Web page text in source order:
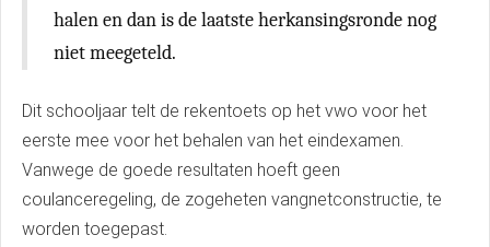
halen en dan is de laatste herkansingsronde nog
niet meegeteld.
Dit schooljaar telt de rekentoets op het vwo voor het
eerste mee voor het behalen van het eindexamen.
Vanwege de goede resultaten hoeft geen
coulanceregeling, de zogeheten vangnetconstructie, te
worden toegepast.